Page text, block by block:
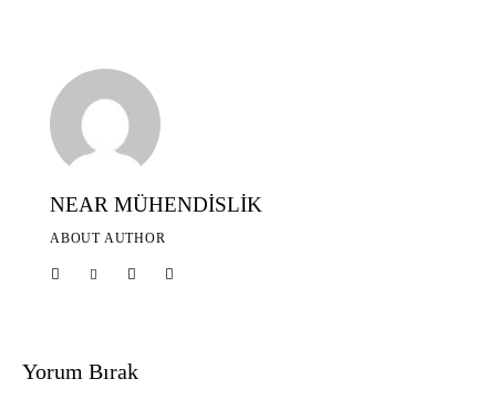
NEAR MÜHENDİSLİK
ABOUT AUTHOR
Yorum Bırak